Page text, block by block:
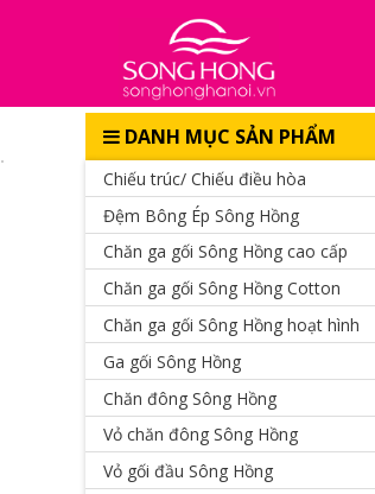
DANH MỤC SẢN PHẨM
Chiếu trúc/ Chiếu điều hòa
Đệm Bông Ép Sông Hồng
Chăn ga gối Sông Hồng cao cấp
Chăn ga gối Sông Hồng Cotton
Chăn ga gối Sông Hồng hoạt hình
Ga gối Sông Hồng
Chăn đông Sông Hồng
Vỏ chăn đông Sông Hồng
Vỏ gối đầu Sông Hồng